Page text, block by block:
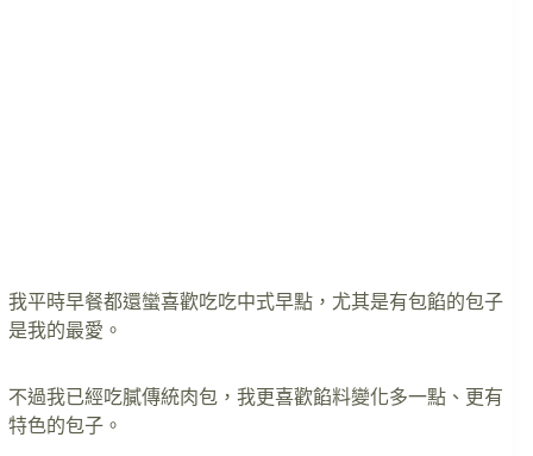
我平時早餐都還蠻喜歡吃吃中式早點，尤其是有包餡的包子
是我的最愛。
不過我已經吃膩傳統肉包，我更喜歡餡料變化多一點、更有
特色的包子。